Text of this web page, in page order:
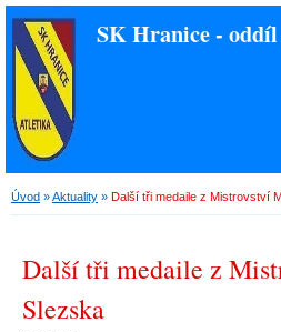
SK Hranice -
Úvod »Aktuality » Další tři medaile z Mistrovství
Další tři medaile z
Slezska